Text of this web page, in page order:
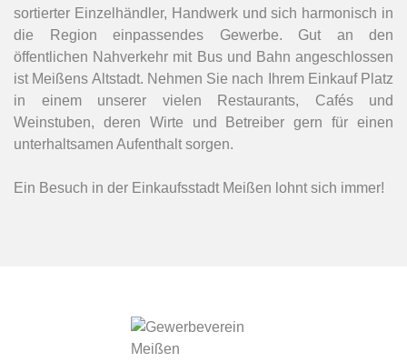
sortierter Einzelhändler, Handwerk und sich harmonisch in
die Region einpassendes Gewerbe. Gut an den
öffentlichen Nahverkehr mit Bus und Bahn angeschlossen
ist Meißens Altstadt. Nehmen Sie nach Ihrem Einkauf Platz
in einem unserer vielen Restaurants, Cafés und
Weinstuben, deren Wirte und Betreiber gern für einen
unterhaltsamen Aufenthalt sorgen.
Ein Besuch in der Einkaufsstadt Meißen lohnt sich immer!